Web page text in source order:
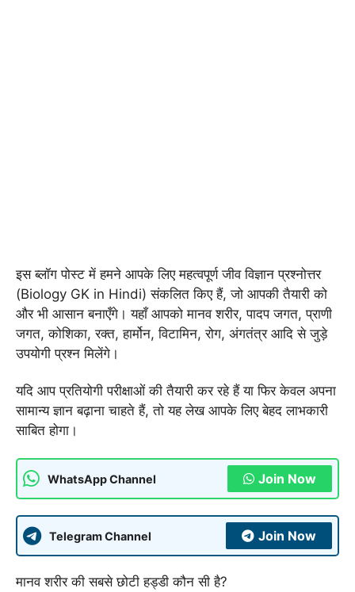
इस ब्लॉग पोस्ट में हमने आपके लिए महत्वपूर्ण जीव विज्ञान प्रश्नोत्तर
(Biology GK in Hindi) संकलित किए हैं, जो आपकी तैयारी को
और भी आसान बनाएँगे। यहाँ आपको मानव शरीर, पादप जगत, प्राणी
जगत, कोशिका, रक्त, हार्मोन, विटामिन, रोग, अंगतंत्र आदि से जुड़े
उपयोगी प्रश्न मिलेंगे।
यदि आप प्रतियोगी परीक्षाओं की तैयारी कर रहे हैं या फिर केवल अपना
सामान्य ज्ञान बढ़ाना चाहते हैं, तो यह लेख आपके लिए बेहद लाभकारी
साबित होगा।
WhatsApp Channel Join Now
Telegram Channel Join Now
मानव शरीर की सबसे छोटी हड्डी कौन सी है?